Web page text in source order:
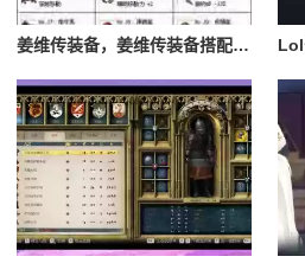
姜维传装备，姜维传装备搭配一览表最新